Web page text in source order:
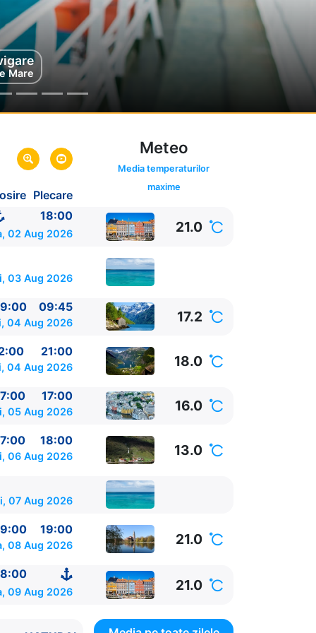
Mare
Plecare
Meteo
Media temperaturilor
maxime
18:00
02 Aug 2026 21.0
03 Aug 2026
09:45
04 Aug 2026 17.2
21:00
04 Aug 2026 18.0
17:00
05 Aug 2026 16.0
18:00
06 Aug 2026 13.0
07 Aug 2026
19:00
08 Aug 2026 21.0
09 Aug 2026 21.0